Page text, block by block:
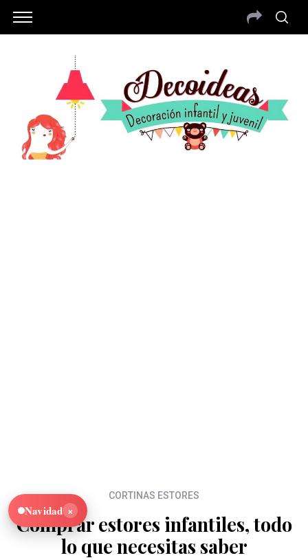
CORTINAS ESTORES
Comprar estores infantiles, todo
lo que necesitas saber
Navidad ×